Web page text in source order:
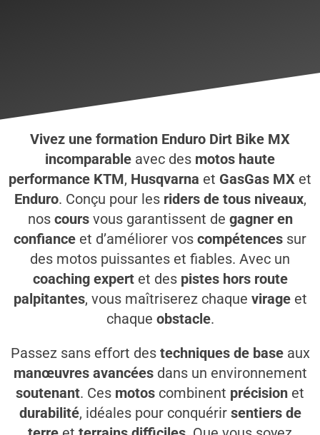
Vivez une formation Enduro Dirt Bike MX
incomparable avec des motos haute
performance KTM, Husqvarna et GasGas MX et
Enduro. Conçu pour les riders de tous niveaux,
nos coursvous garantissent de gagner en
confiance et d’améliorer vos compétences sur
des motos puissantes et fiables. Avec un
coaching expertet des pistes hors route
palpitantes, vous maîtriserez chaque virageet
chaque obstacle.
Passez sans effort des techniques de baseaux
manœuvres avancéesdans un environnement
soutenant. Ces motos combinent précision et
durabilité, idéales pour conquérir sentiers de